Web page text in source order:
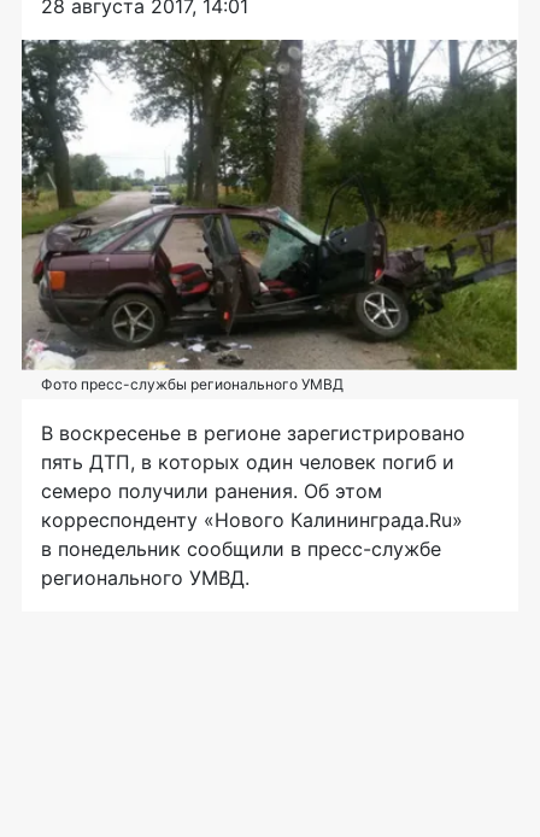
28 августа 2017, 14:01
Фото пресс-службы регионального УМВД
В воскресенье в регионе зарегистрировано
пять ДТП, в которых один человек погиб и
семеро получили ранения. Об этом
корреспонденту «Нового Калининграда.Ru»
в понедельник сообщили в пресс-службе
регионального УМВД.